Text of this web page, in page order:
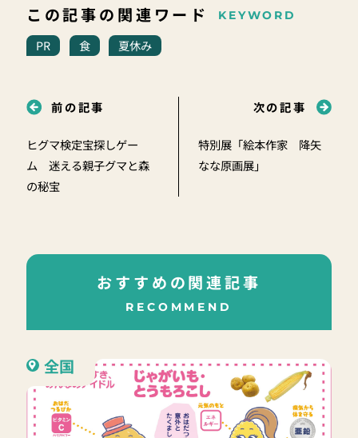
この記事の関連ワード KEYWORD
PR 食 夏休み
前の記事
ヒグマ検定宝探しゲー
ム 迷える親子グマと森
の秘宝
次の記事
特別展「絵本作家 降矢
なな原画展」
おすすめの関連記事
RECOMMEND
全国